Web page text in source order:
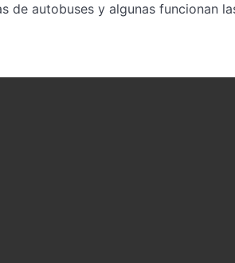
de autobuses y algunas funcionan